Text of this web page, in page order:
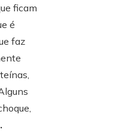
ficam
é
faz
.